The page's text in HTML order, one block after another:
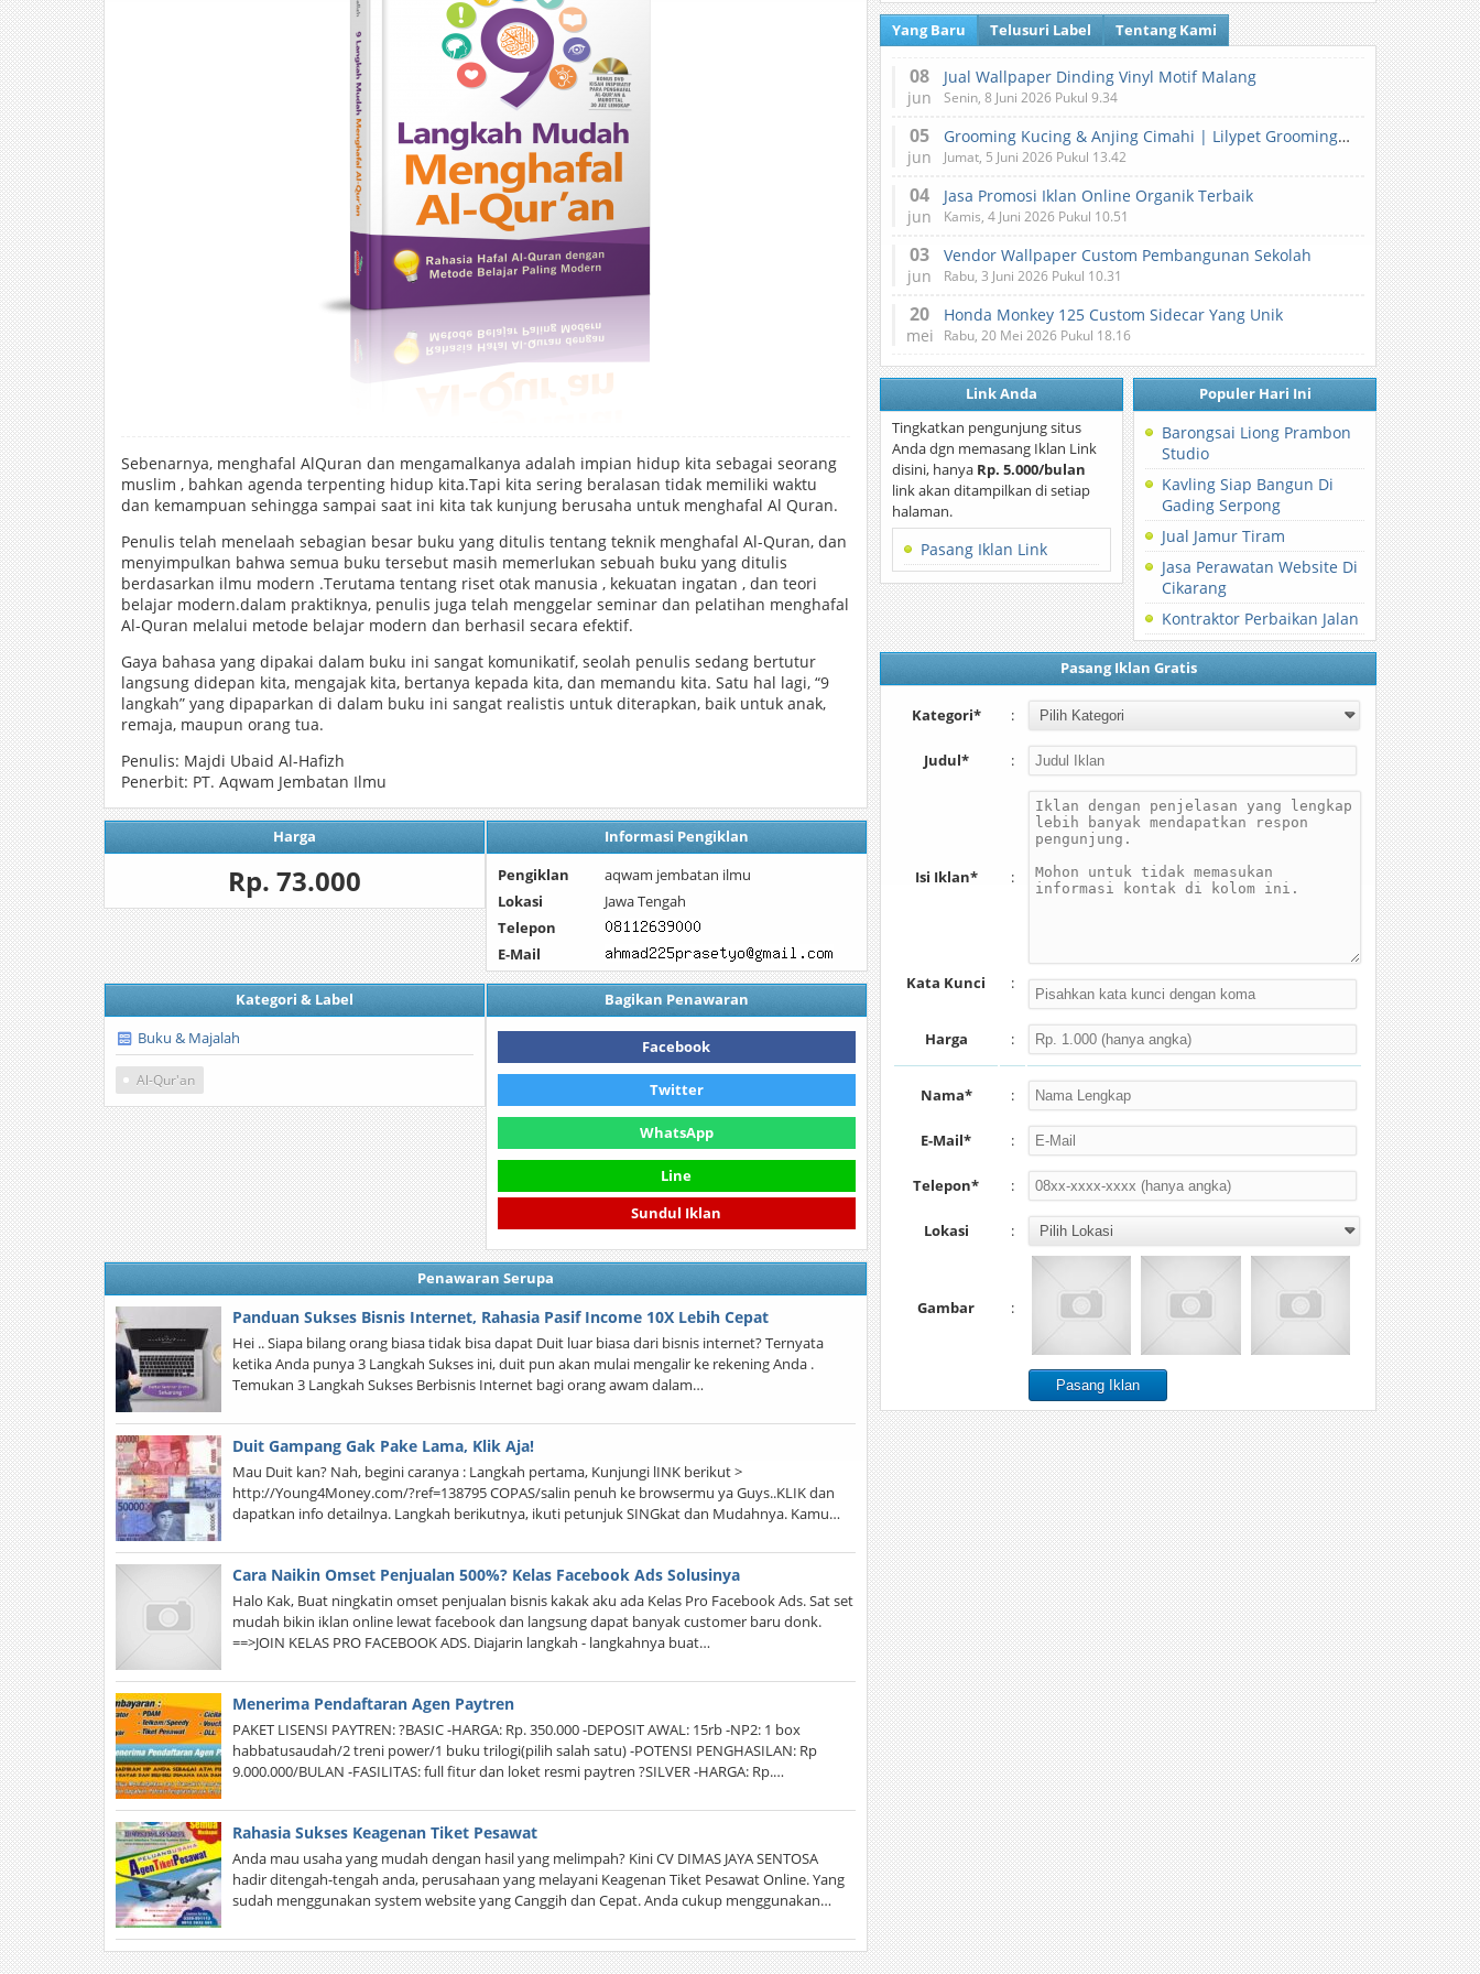
Sebenarnya, menghafal AlQuran dan mengamalkanya adalah impian hidup kita sebagai seorang
muslim , bahkan agenda terpenting hidup kita.Tapi kita sering beralasan tidak memiliki waktu
dan kemampuan sehingga sampai saat ini kita tak kunjung berusaha untuk menghafal Al Quran.
Penulis telah menelaah sebagian besar buku yang ditulis tentang teknik menghafal Al-Quran, dan
menyimpulkan bahwa semua buku tersebut masih memerlukan sebuah buku yang ditulis
berdasarkan ilmu modern .Terutama tentang riset otak manusia , kekuatan ingatan , dan teori
belajar modern.dalam praktiknya, penulis juga telah menggelar seminar dan pelatihan menghafal
Al-Quran melalui metode belajar modern dan berhasil secara efektif.
Gaya bahasa yang dipakai dalam buku ini sangat komunikatif, seolah penulis sedang bertutur
langsung didepan kita, mengajak kita, bertanya kepada kita, dan memandu kita. Satu hal lagi, “9
langkah” yang dipaparkan di dalam buku ini sangat realistis untuk diterapkan, baik untuk anak,
remaja, maupun orang tua.
Penulis: Majdi Ubaid Al-Hafizh
Penerbit: PT. Aqwam Jembatan Ilmu
Harga
Rp. 73.000
Informasi Pengiklan
Pengiklan
aqwam jembatan ilmu
Lokasi
Jawa Tengah
Telepon
E-Mail
Kategori & Label
Buku & Majalah
Al-Qur'an
Bagikan Penawaran
Facebook
Twitter
WhatsApp
Line
Sundul Iklan
Penawaran Serupa
Panduan Sukses Bisnis Internet, Rahasia Pasif Income 10X Lebih Cepat
Hei .. Siapa bilang orang biasa tidak bisa dapat Duit luar biasa dari bisnis internet? Ternyata
ketika Anda punya 3 Langkah Sukses ini, duit pun akan mulai mengalir ke rekening Anda .
Temukan 3 Langkah Sukses Berbisnis Internet bagi orang awam dalam…
Duit Gampang Gak Pake Lama, Klik Aja!
Mau Duit kan? Nah, begini caranya : Langkah pertama, Kunjungi lINK berikut >
http://Young4Money.com/?ref=138795 COPAS/salin penuh ke browsermu ya Guys..KLIK dan
dapatkan info detailnya. Langkah berikutnya, ikuti petunjuk SINGkat dan Mudahnya. Kamu…
Cara Naikin Omset Penjualan 500%? Kelas Facebook Ads Solusinya
Halo Kak, Buat ningkatin omset penjualan bisnis kakak aku ada Kelas Pro Facebook Ads. Sat set
mudah bikin iklan online lewat facebook dan langsung dapat banyak customer baru donk.
==>JOIN KELAS PRO FACEBOOK ADS. Diajarin langkah - langkahnya buat…
Menerima Pendaftaran Agen Paytren
PAKET LISENSI PAYTREN: ?BASIC -HARGA: Rp. 350.000 -DEPOSIT AWAL: 15rb -NP2: 1 box
habbatusaudah/2 treni power/1 buku trilogi(pilih salah satu) -POTENSI PENGHASILAN: Rp
9.000.000/BULAN -FASILITAS: full fitur dan loket resmi paytren ?SILVER -HARGA: Rp.…
Rahasia Sukses Keagenan Tiket Pesawat
Anda mau usaha yang mudah dengan hasil yang melimpah? Kini CV DIMAS JAYA SENTOSA
hadir ditengah-tengah anda, perusahaan yang melayani Keagenan Tiket Pesawat Online. Yang
sudah menggunakan system website yang Canggih dan Cepat. Anda cukup menggunakan…
Yang Baru Telusuri Label Tentang Kami
08
jun
Jual Wallpaper Dinding Vinyl Motif Malang
Senin, 8 Juni 2026 Pukul 9.34
05
jun
Grooming Kucing & Anjing Cimahi | Lilypet Grooming & Pet Hotel
Jumat, 5 Juni 2026 Pukul 13.42
04
jun
Jasa Promosi Iklan Online Organik Terbaik
Kamis, 4 Juni 2026 Pukul 10.51
03
jun
Vendor Wallpaper Custom Pembangunan Sekolah
Rabu, 3 Juni 2026 Pukul 10.31
20
mei
Honda Monkey 125 Custom Sidecar Yang Unik
Rabu, 20 Mei 2026 Pukul 18.16
Link Anda
Tingkatkan pengunjung situs
Anda dgn memasang Iklan Link
disini, hanya Rp. 5.000/bulan
link akan ditampilkan di setiap
halaman.
Pasang Iklan Link
Populer Hari Ini
Barongsai Liong Prambon
Studio
Kavling Siap Bangun Di
Gading Serpong
Jual Jamur Tiram
Jasa Perawatan Website Di
Cikarang
Kontraktor Perbaikan Jalan
Pasang Iklan Gratis
Kategori* :
Judul* :
Isi Iklan* :
Kata Kunci :
Harga :
Nama* :
E-Mail* :
Telepon* :
Lokasi :
Gambar :